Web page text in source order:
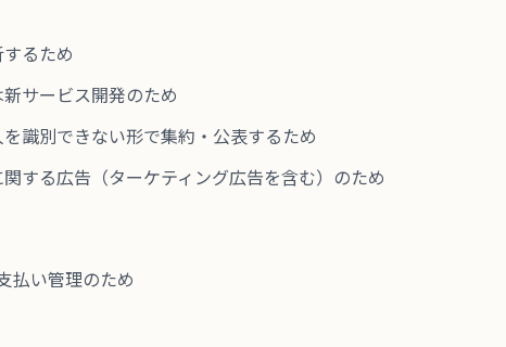
るため
サービス開発のため
識別できない形で集約・公表するため
する広告（ターケティング広告を含む）のため
払い管理のため